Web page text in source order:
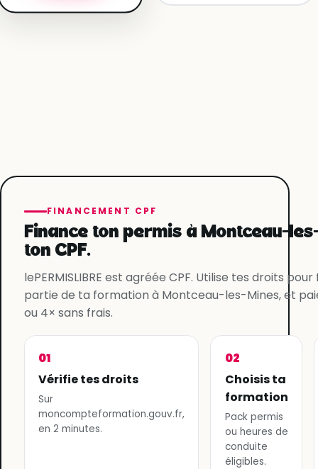
FINANCEMENT CPF
Finance ton permis à Montceau-
ton CPF.
lePERMISLIBRE est agréée CPF. Utilise tes droits
partie de ta formation à Montceau-les-Mines, et
ou 4× sans frais.
01
Vérifie tes droits
Sur
moncompteformation.gouv.fr,
en 2 minutes.
02
Choisis ta
formation
Pack permis
ou heures de
conduite
éligibles.